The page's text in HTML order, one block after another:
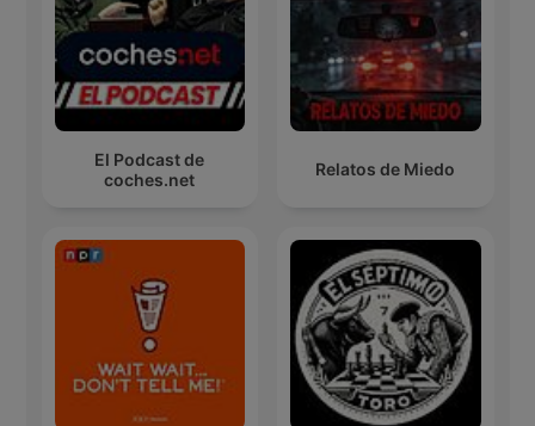
El Podcast de
coches.net
Relatos de Miedo